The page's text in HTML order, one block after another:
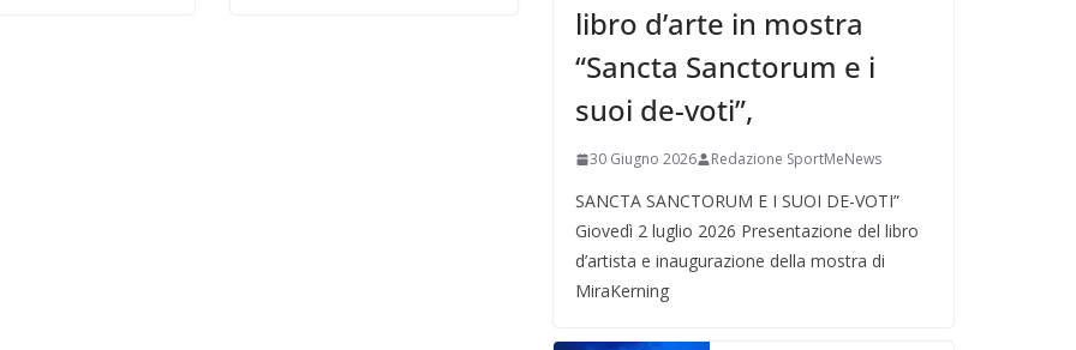
libro d’arte in mostra
“Sancta Sanctorum e i
suoi de-voti”,
30 Giugno 2026 Redazione SportMeNews
SANCTA SANCTORUM E I SUOI DE-VOTI”
Giovedì 2 luglio 2026 Presentazione del libro
d’artista e inaugurazione della mostra di
MiraKerning